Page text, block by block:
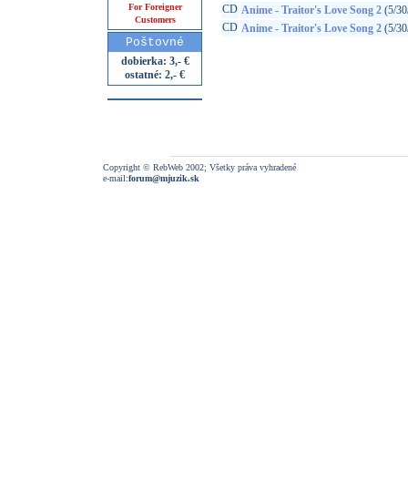
For Foreigner
Customers
Poštovné
dobierka: 3,- €
ostatné: 2,- €
CD Anime - Traitor's Love Song 2 (5/
CD Anime - Traitor's Love Song 2 (5/
Copyright © RebWeb 2002; Všetky práva vyhradené
e-mail:forum@mjuzik.sk